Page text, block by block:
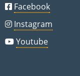
Facebook
Instagram
Youtube